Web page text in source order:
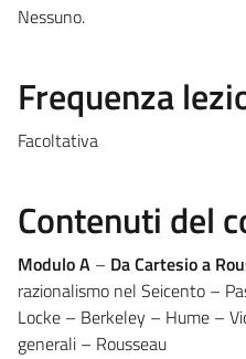
Nessuno.
Frequenza
Facoltativa
Contenuti del
Modulo A – Da Cartesio a
razionalismo nel Seicento –
Locke – Berkeley – Hume –
generali – Rousseau